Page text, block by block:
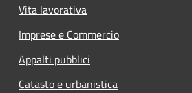
Vita lavorativa
Imprese e Commercio
Appalti pubblici
Catasto e urbanistica